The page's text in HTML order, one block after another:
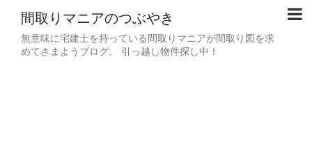
間取りマニアのつぶやき
無意味に宅建士を持っている間取りマニアが間取り図を求
めてさまようブログ。 引っ越し物件探し中！